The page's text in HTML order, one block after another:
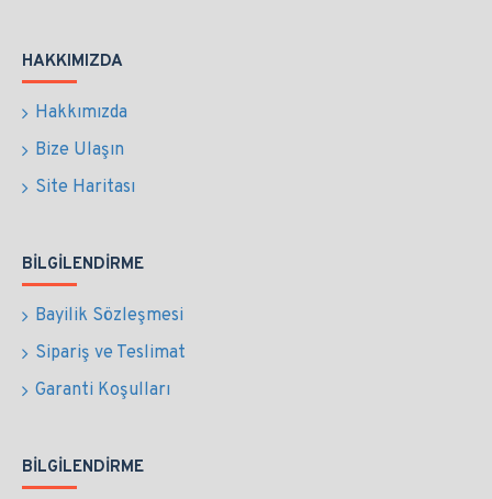
HAKKIMIZDA
Hakkımızda
Bize Ulaşın
Site Haritası
BILGILENDIRME
Bayilik Sözleşmesi
Sipariş ve Teslimat
Garanti Koşulları
BILGILENDIRME